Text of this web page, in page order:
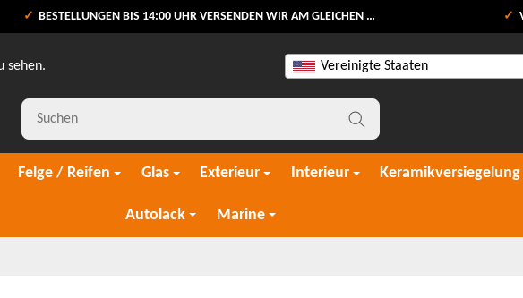
BESTELLUNGEN BIS 14:00 UHR VERSENDEN WIR AM GLEICHEN WERKTAG
sehen. Vereinigte Staaten
Felge / Reifen Glas Exterieur Interieur Keramikversiegelung
Autolack Marine